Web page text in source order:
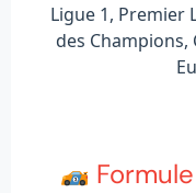
Ligue 1, Premier
des Champions,